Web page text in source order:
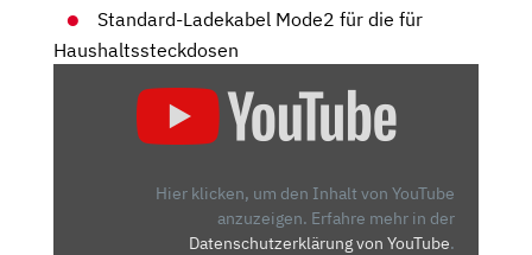
Standard-Ladekabel Mode2 für die für
Haushaltssteckdosen
Hier klicken, um den Inhalt von YouTube
anzuzeigen. Erfahre mehr in der
Datenschutzerklärung von YouTube.